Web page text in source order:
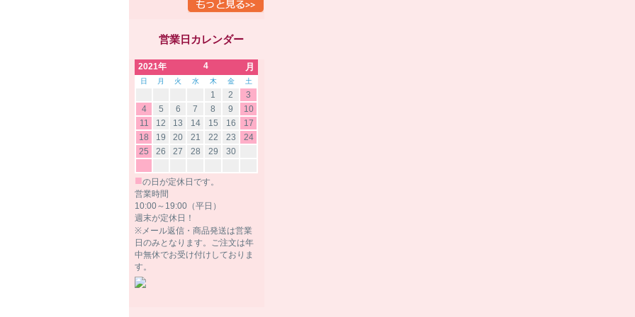
営業日カレンダー
2021年 4 月
日 月 火 水 木 金 土
1 2
3
4
5 6 7 8 9
10
11
12 13 14 15 16
17
18
19 20 21 22 23
24
25
26 27 28 29 30
■の日が定休日です。
営業時間
10:00～19:00（平日）
週末が定休日！
※メール返信・商品発送は営業
日のみとなります。ご注文は年
中無休でお受け付けしておりま
す。